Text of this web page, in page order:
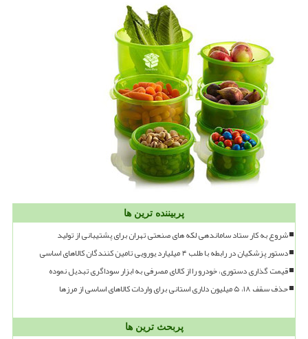
پربیننده ترین ها
شروع به کار ستاد ساماندهی لکه های صنعتی تهران برای پشتیبانی از تولید
دستور پزشکیان در رابطه با طلب ۴ میلیارد یورویی تامین کنندگان کالاهای اساسی
قیمت گذاری دستوری، خودرو را از کالای مصرفی به ابزار سوداگری تبدیل نموده
حذف سقف ۱۸، ۵ میلیون دلاری استانی برای واردات کالاهای اساسی از مرزها
پربحث ترین ها